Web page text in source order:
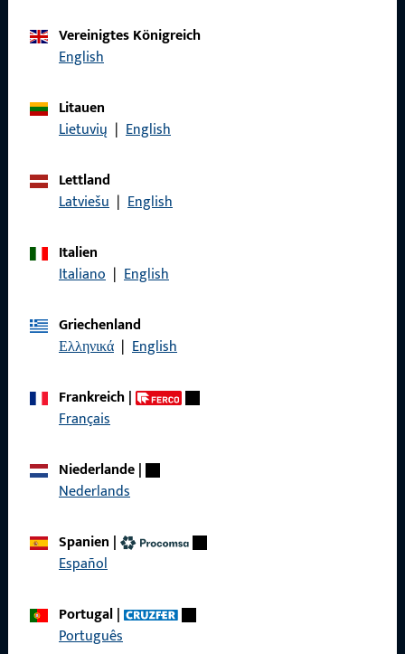
Vereinigtes Königreich
English
Litauen
Lietuvių | English
Lettland
Latviešu | English
Italien
Italiano | English
Griechenland
Ελληνικά | English
Frankreich|
Français
Niederlande|
Nederlands
Spanien |
Español
Portugal|
Português
Schnelleinstieg
Referenzen